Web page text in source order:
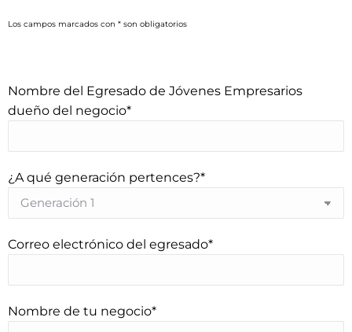
Los campos marcados con * son obligatorios
Please leave this field empty.
Nombre del Egresado de Jóvenes Empresarios
dueño del negocio*
¿A qué generación pertences?*
Correo electrónico del egresado*
Nombre de tu negocio*